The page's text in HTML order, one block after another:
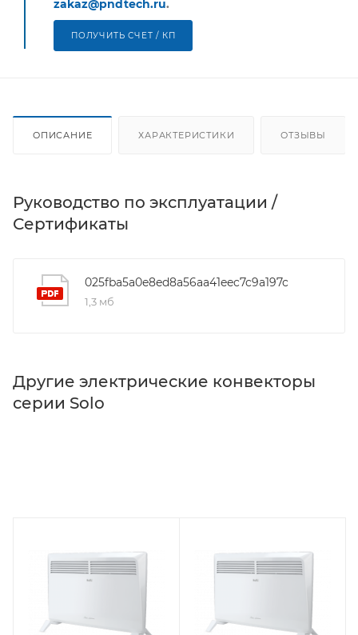
zakaz@pndtech.ru.
ПОЛУЧИТЬ СЧЕТ / КП
ОПИСАНИЕ ХАРАКТЕРИСТИКИ ОТЗЫВЫ
Руководство по эксплуатации /
Сертификаты
025fba5a0e8ed8a56aa41eec7c9a197c
1,3 мб
Другие электрические конвекторы
серии Solo